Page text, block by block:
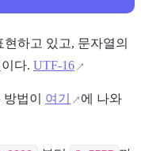
하고 있고, 문자열의
다. UTF-16
법이 여기
에 나와